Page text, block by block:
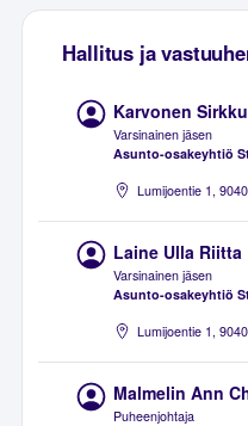
Hallitus ja
Karvonen
Varsinainen jäsen
Asunto-osakeyhtiö
Lumijoentie 1,
Laine Ulla Riitta
Varsinainen jäsen
Asunto-osakeyhtiö
Lumijoentie 1,
Malmelin Ann
Puheenjohtaja